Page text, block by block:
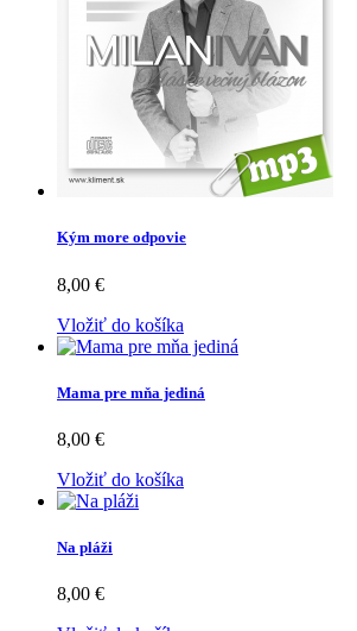
Kým more odpovie
8,00 €
Vložiť do košíka
Mama pre mňa jediná
8,00 €
Vložiť do košíka
Na pláži
8,00 €